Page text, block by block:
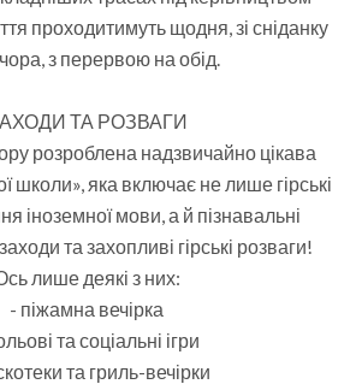
проходитимуть щодня, зі сніданку
з перервою на обід.
ТА РОЗВАГИ
розроблена надзвичайно цікава
школи», яка включає не лише гірські
іноземної мови, а й пізнавальні
заходи та захопливі гірські розваги!
лише деякі з них:
- піжамна вечірка
та соціальні ігри
та гриль-вечірки